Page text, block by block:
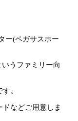
ー(ペガサスホー
うファミリー向
。
などご用意しま